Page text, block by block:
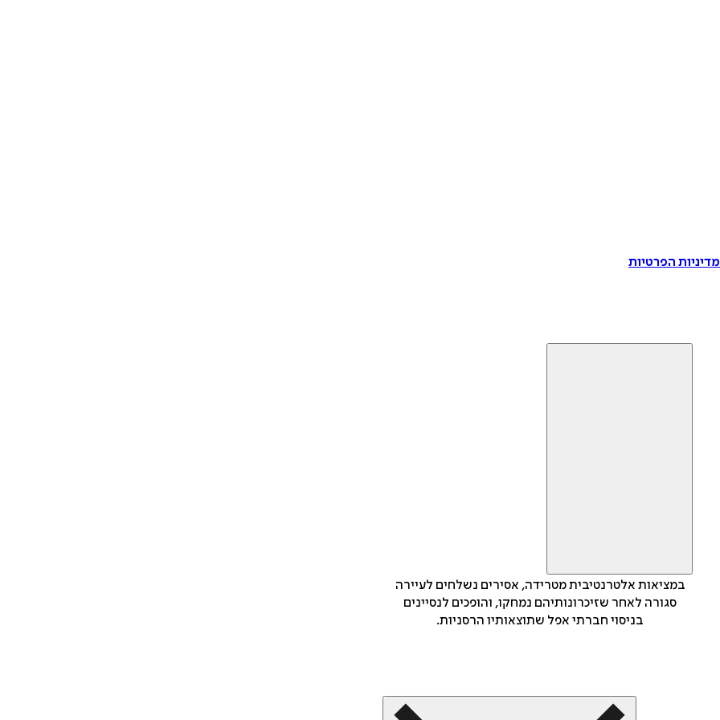
הפרטיות
במציאות אלטרנטיבית מטרידה, אסירים נשלחים לעיירה
סגורה לאחר שזיכרונותיהם נמחקו, והופכים לנסיינים
בניסוי חברתי אפל שתוצאותיו הרסניות.